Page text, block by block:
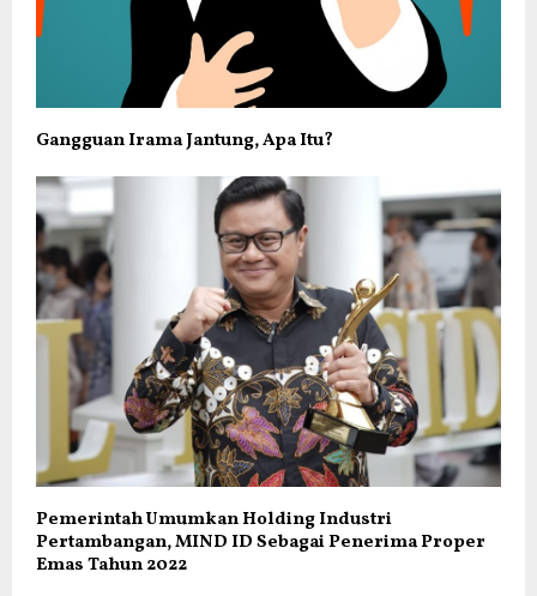
Gangguan Irama Jantung, Apa Itu?
Pemerintah Umumkan Holding Industri
Pertambangan, MIND ID Sebagai Penerima Proper
Emas Tahun 2022